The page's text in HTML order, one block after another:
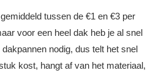
tussen de €1 en €3 per
voor een heel dak heb je al snel
nodig, dus telt het snel
kost, hangt af van het materiaal,